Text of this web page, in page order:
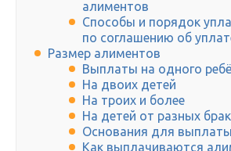
алиментов
Способы и порядок
по соглашению об
Размер алиментов
Выплаты на одного
На двоих детей
На троих и более
На детей от разных
Основания для выплаты
Как выплачиваются